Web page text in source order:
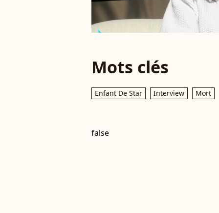
Mots clés
Enfant De Star Interview Mort
false